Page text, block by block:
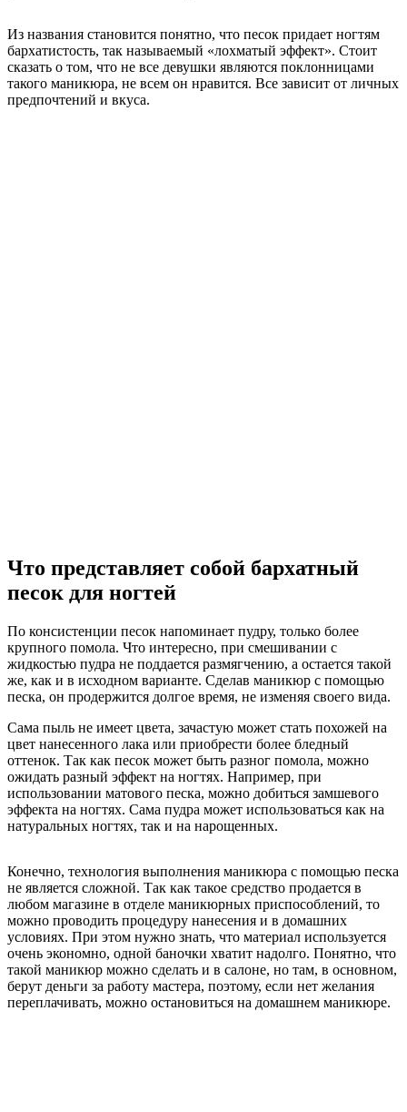
Из названия становится понятно, что песок придает ногтям
бархатистость, так называемый «лохматый эффект». Стоит
сказать о том, что не все девушки являются поклонницами
такого маникюра, не всем он нравится. Все зависит от личных
предпочтений и вкуса.
Что представляет собой бархатный
песок для ногтей
По консистенции песок напоминает пудру, только более
крупного помола. Что интересно, при смешивании с
жидкостью пудра не поддается размягчению, а остается такой
же, как и в исходном варианте. Сделав маникюр с помощью
песка, он продержится долгое время, не изменяя своего вида.
Сама пыль не имеет цвета, зачастую может стать похожей на
цвет нанесенного лака или приобрести более бледный
оттенок. Так как песок может быть разног помола, можно
ожидать разный эффект на ногтях. Например, при
использовании матового песка, можно добиться замшевого
эффекта на ногтях. Сама пудра может использоваться как на
натуральных ногтях, так и на нарощенных.
Конечно, технология выполнения маникюра с помощью песка
не является сложной. Так как такое средство продается в
любом магазине в отделе маникюрных приспособлений, то
можно проводить процедуру нанесения и в домашних
условиях. При этом нужно знать, что материал используется
очень экономно, одной баночки хватит надолго. Понятно, что
такой маникюр можно сделать и в салоне, но там, в основном,
берут деньги за работу мастера, поэтому, если нет желания
переплачивать, можно остановиться на домашнем маникюре.